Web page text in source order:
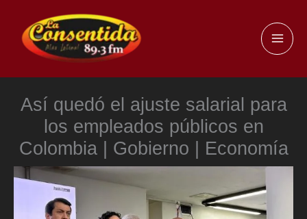
contenido
Así quedó el ajuste salarial para
los empleados públicos en
Colombia | Gobierno | Economía